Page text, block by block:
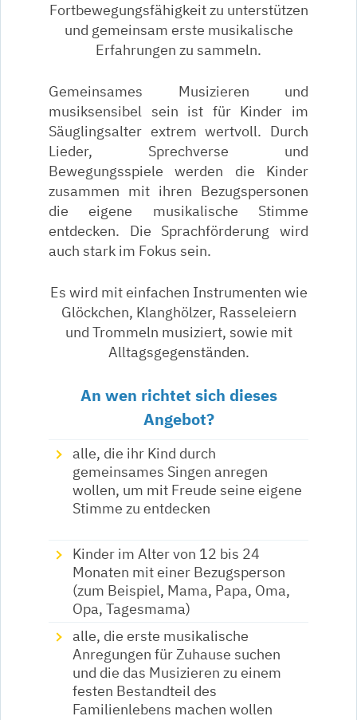
Fortbewegungsfähigkeit zu unterstützen
und gemeinsam erste musikalische
Erfahrungen zu sammeln.
Gemeinsames Musizieren und
musiksensibel sein ist für Kinder im
Säuglingsalter extrem wertvoll. Durch
Lieder, Sprechverse und
Bewegungsspiele werden die Kinder
zusammen mit ihren Bezugspersonen
die eigene musikalische Stimme
entdecken. Die Sprachförderung wird
auch stark im Fokus sein.
Es wird mit einfachen Instrumenten wie
Glöckchen, Klanghölzer, Rasseleiern
und Trommeln musiziert, sowie mit
Alltagsgegenständen.
An wen richtet sich dieses
Angebot?
alle, die ihr Kind durch
gemeinsames Singen anregen
wollen, um mit Freude seine eigene
Stimme zu entdecken
Kinder im Alter von 12 bis 24
Monaten mit einer Bezugsperson
(zum Beispiel, Mama, Papa, Oma,
Opa, Tagesmama)
alle, die erste musikalische
Anregungen für Zuhause suchen
und die das Musizieren zu einem
festen Bestandteil des
Familienlebens machen wollen